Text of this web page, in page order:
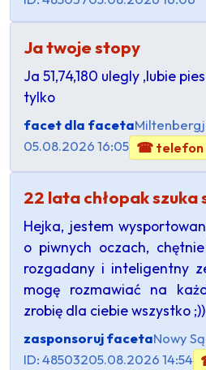
Ja twoje stopy
Ja 51,74,180 ulegly ,lubie
tylko
facet dla faceta
05.08.2026 16:05 ☎ telefon
22 lata chłopak szuka
Hejka, jestem
o piwnych oczach,
rozgadany i inteligentny
mogę rozmawiać na
zrobię dla ciebie wszystko
zasponsoruj facetaNowy
ID: 48503205.08.2026 14:54